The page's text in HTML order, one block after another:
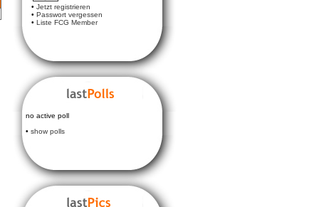
• Jetzt registrieren
• Passwort vergessen
• Liste FCG Member
no active poll
• show polls